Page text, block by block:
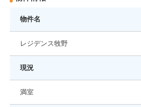
物件名
レジデンス牧野
現況
満室